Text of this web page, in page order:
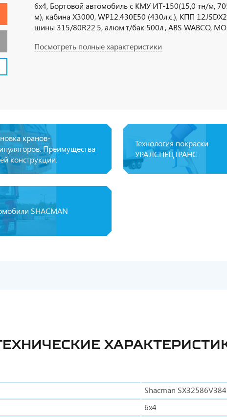
6х4, Бортовой автомобиль с КМУ ИТ-150(15,0 тн/м,
м), кабина Х3000, WP12.430E50 (430л.с.), КПП
шины 315/80R22.5, алюм.т/бак 500л., ABS WABCO,
Посмотреть полные характеристики
кранов-
Преимущества
конструкции.
Технология покраски
УРАЛСПЕЦТРАНС
SHACMAN
Shacman SX32586V384
6х4